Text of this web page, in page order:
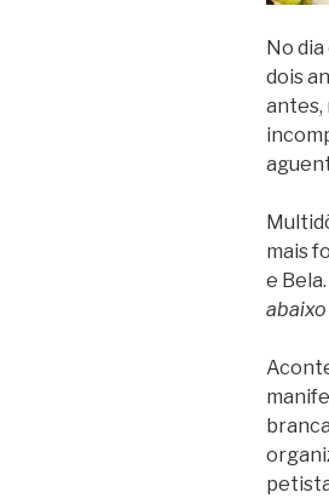
No
dois
antes,
mais
e Bela.
abaixo